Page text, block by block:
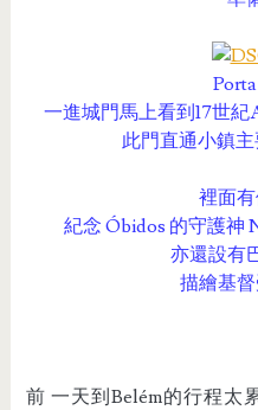
一進城門馬上看到17世紀
此門直通小鎮
裡面
紀念 Óbidos 的守護神
亦還設有
描繪基
前 一天到Belém的行程太